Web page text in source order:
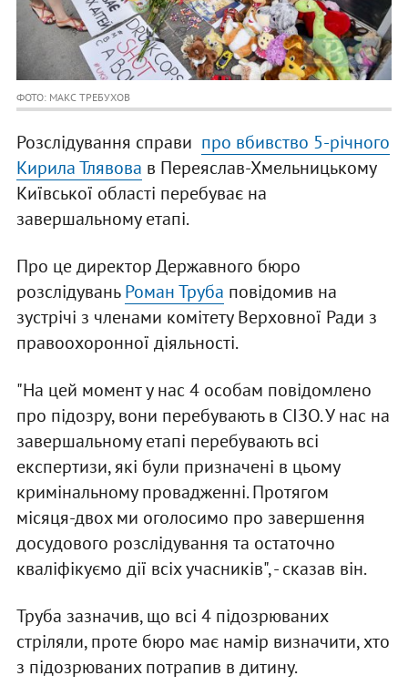
ФОТО: МАКС ТРЕБУХОВ
Розслідування справи про вбивство 5-річного
Кирила Тлявова в Переяслав-Хмельницькому
Київської області перебуває на
завершальному етапі.
Про це директор Державного бюро
розслідуваньРоман Труба повідомив на
зустрічі з членами комітету Верховної Ради з
правоохоронної діяльності.
"На цей момент у нас 4 особам повідомлено
про підозру, вони перебувають в СІЗО. У нас на
завершальному етапі перебувають всі
експертизи, які були призначені в цьому
кримінальному провадженні. Протягом
місяця-двох ми оголосимо про завершення
досудового розслідування та остаточно
кваліфікуємо дії всіх учасників", - сказав він.
Труба зазначив, що всі 4 підозрюваних
стріляли, проте бюро має намір визначити, хто
з підозрюваних потрапив в дитину.